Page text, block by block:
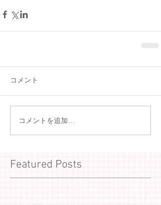
コメント
コメントを追加…
Featured Posts